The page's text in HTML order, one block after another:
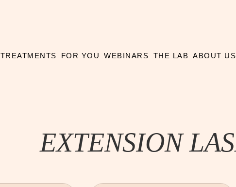
TREATMENTS FOR YOU WEBINARS THE LAB ABOUT US
EXTENSION